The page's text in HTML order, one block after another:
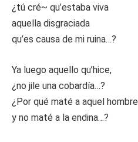
¿tú cré~ qu’estaba viva
aquella disgraciada
qu’es causa de mi ruina…?
Ya luego aquello qu’hice,
¿no jile una cobardía…?
¿Por qué maté a aquel hombre
y no maté a la endina…?